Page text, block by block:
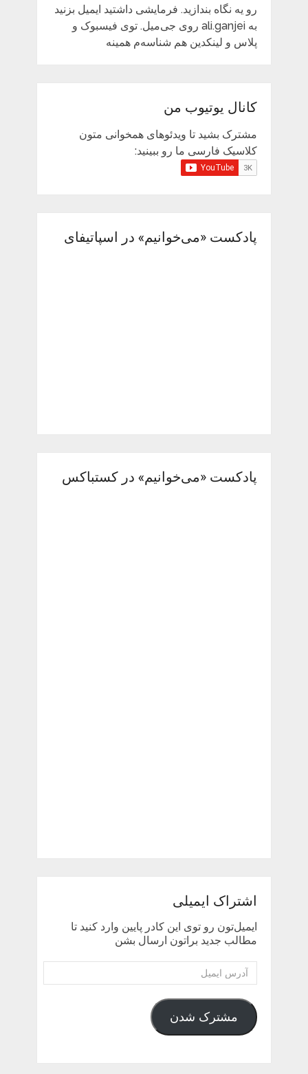
رو یه نگاه بندازید. فرمایشی داشتید ایمیل بزنید
به ali.ganjei روی جی‌میل. توی فیسبوک و
پلاس و لینکدین هم شناسه‌م همینه
کانال یوتیوب من
مشترک بشید تا ویدئوهای همخوانی متون
کلاسیک فارسی ما رو ببینید:
پادکست «می‌خوانیم» در اسپاتیفای
پادکست «می‌خوانیم» در کستباکس
اشتراک ایمیلی
ایمیل‌تون رو توی این کادر پایین وارد کنید تا
مطالب جدید براتون ارسال بشن
آدرس
ایمیل
مشترک شدن